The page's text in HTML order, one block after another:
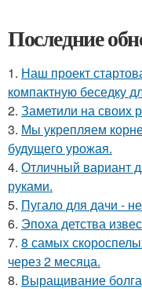
Последние
1. Наш проект
компактную беседку
2. Заметили на своих
3. Мы укрепляем
будущего урожая.
4. Отличный вариант
руками.
5. Пугало для дачи -
6. Эпоха детства
7. 8 самых
через 2 месяца.
8. Выращивание